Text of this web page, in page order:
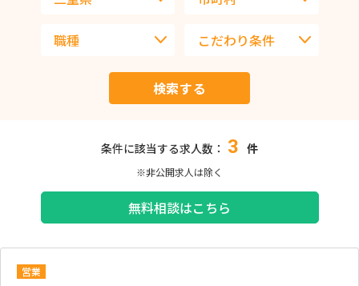
検索する
条件に該当する求人数： 3件
※非公開求人は除く
無料相談はこちら
営業